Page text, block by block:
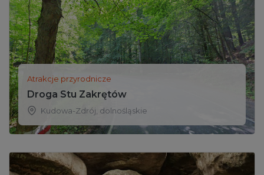
Atrakcje przyrodnicze
Droga Stu Zakrętów
Kudowa-Zdrój dolnośląskie